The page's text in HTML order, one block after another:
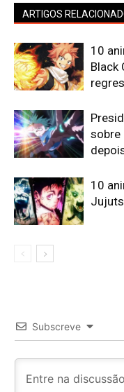
ARTIGOS
10
Black
sobre
10
Subscreve